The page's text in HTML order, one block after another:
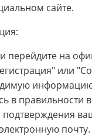
сайте.
перейдите на
или
информацию
в правильности
почту.